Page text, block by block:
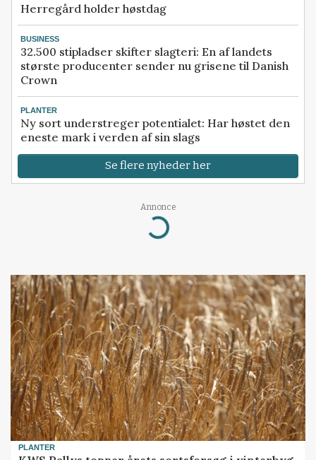
Herregård holder høstdag
BUSINESS
32.500 stipladser skifter slagteri: En af landets
største producenter sender nu grisene til Danish
Crown
PLANTER
Ny sort understreger potentialet: Har høstet den
eneste mark i verden af sin slags
Se flere nyheder her
Annonce
Loading...
PLANTER